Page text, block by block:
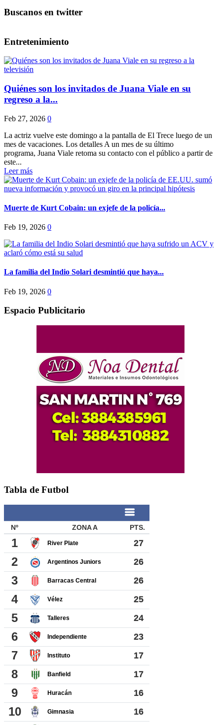
Buscanos en twitter
Entretenimiento
Quiénes son los invitados de Juana Viale en su
regreso a la...
Feb 27, 2026 0
La actriz vuelve este domingo a la pantalla de El Trece luego de un
mes de vacaciones. Los detalles A un mes de su último
programa, Juana Viale retoma su contacto con el público a partir de
este...
Leer más
Muerte de Kurt Cobain: un exjefe de la policía...
Feb 19, 2026 0
La familia del Indio Solari desmintió que haya...
Feb 19, 2026 0
Espacio Publicitario
Tabla de Futbol